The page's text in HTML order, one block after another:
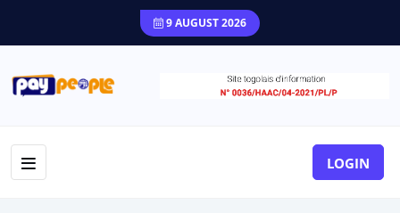
9 AUGUST 2026
LOGIN